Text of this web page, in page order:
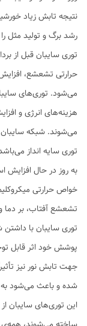
رشد برگ و تولید مثل
توری سایبان قبل از
حرارتی تشعشع،
می‌شود. توری‌های
هزینه‌های انرژی و
می‌شوند. شبکه
توری سایه انداز
به روز در حال
خواص حرارتی
تشعشع آفتاب، بر دما
توری سایبان با
پوشش خود اثر قابل
جهت تابش نور نیز
شده و باعث می‌شود
این توری‌های سایبان